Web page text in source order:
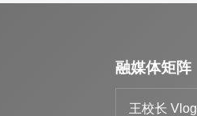
融媒体矩阵
王校长 Vlog